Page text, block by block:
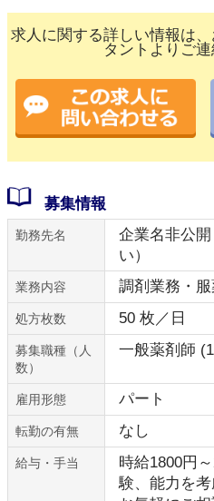
求人に関する詳しい情報は
タントよりご
募集情報
勤務先名
企業名非公
い）
業務内容 調剤業務・
処方枚数 50 枚／日
募集職種（人
数）
一般薬剤師
雇用形態 パート
転勤の有無 なし
給与・手当
時給1800円
験、能力を考